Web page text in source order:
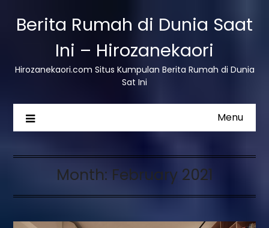
Berita Rumah di Dunia Saat
Ini – Hirozanekaori
Hirozanekaori.com Situs Kumpulan Berita Rumah di Dunia
Sat Ini
Menu
Month: February 2021